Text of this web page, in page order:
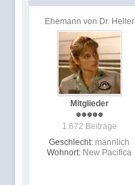
Ehemann von Dr. Heller
Mitglieder
1.672 Beiträge
Geschlecht: männlich
Wohnort: New Pacifica